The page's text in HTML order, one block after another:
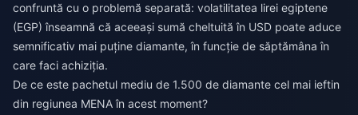
confruntă cu o problemă separată: volatilitatea lirei egiptene
(EGP) înseamnă că aceeași sumă cheltuită în USD poate aduce
semnificativ mai puține diamante, în funcție de săptămâna în
care faci achiziția.
De ce este pachetul mediu de 1.500 de diamante cel mai ieftin
din regiunea MENA în acest moment?